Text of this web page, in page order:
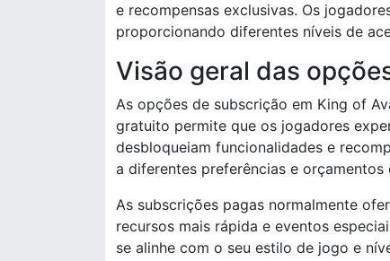
e recompensas exclusivas. Os
proporcionando diferentes níveis de
Visão geral das
As opções de subscrição em King of
gratuito permite que os jogadores
desbloqueiam funcionalidades e
a diferentes preferências e orçamentos
As subscrições pagas normalmente
recursos mais rápida e eventos
se alinhe com o seu estilo de jogo e